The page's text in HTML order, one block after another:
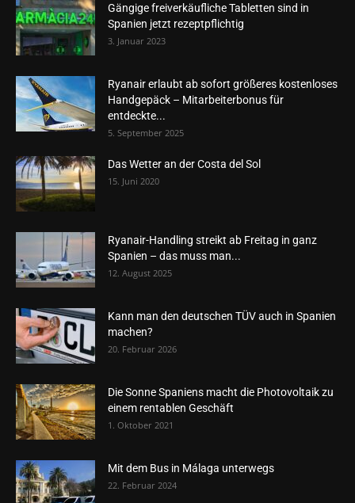
Gängige freiverkäufliche Tabletten sind in
Spanien jetzt rezeptpflichtig
3. Januar 2023
Ryanair erlaubt ab sofort größeres kostenloses
Handgepäck – Mitarbeiterbonus für
entdeckte...
5. September 2025
Das Wetter an der Costa del Sol
15. Juni 2020
Ryanair-Handling streikt ab Freitag in ganz
Spanien – das muss man...
12. August 2025
Kann man den deutschen TÜV auch in Spanien
machen?
20. Februar 2026
Die Sonne Spaniens macht die Photovoltaik zu
einem rentablen Geschäft
1. Oktober 2021
Mit dem Bus in Málaga unterwegs
22. Februar 2024